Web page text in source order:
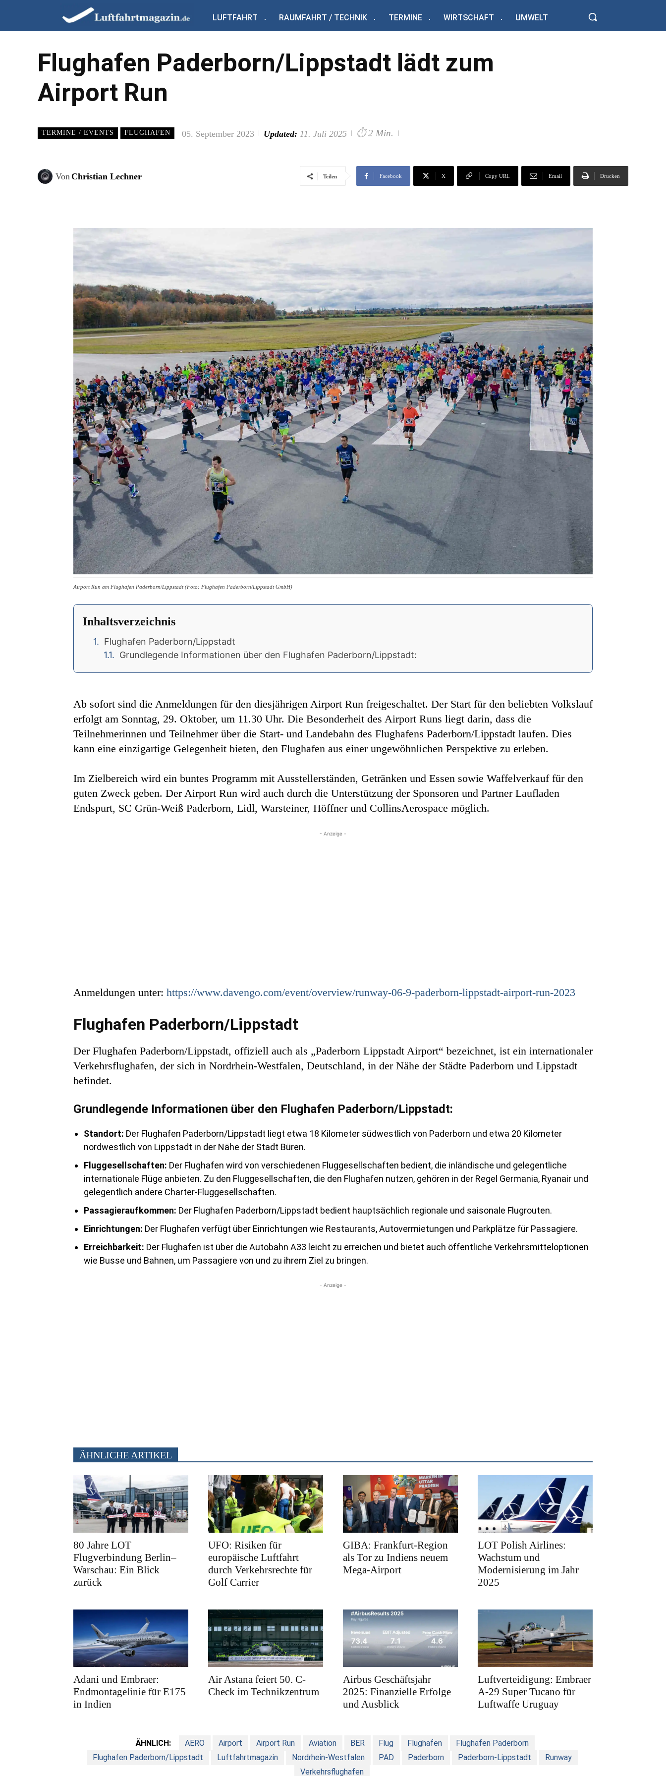
LUFTFAHRT RAUMFAHRT / TECHNIK TERMINE WIRTSCHAFT UMWELT
Flughafen Paderborn/Lippstadt lädt zum
Airport Run
TERMINE / EVENTS FLUGHAFEN 05. September 2023 Updated: 11. Juli 2025 ⏱ 2 Min.
VonChristian Lechner Teilen Facebook X Copy URL Email Drucken
Airport Run am Flughafen Paderborn/Lippstadt (Foto: Flughafen Paderborn/Lippstadt GmbH)
Inhaltsverzeichnis
Flughafen Paderborn/Lippstadt
Grundlegende Informationen über den Flughafen Paderborn/Lippstadt:
Ab sofort sind die Anmeldungen für den diesjährigen Airport Run freigeschaltet. Der Start für den beliebten Volkslauf
erfolgt am Sonntag, 29. Oktober, um 11.30 Uhr. Die Besonderheit des Airport Runs liegt darin, dass die
Teilnehmerinnen und Teilnehmer über die Start- und Landebahn des Flughafens Paderborn/Lippstadt laufen. Dies
kann eine einzigartige Gelegenheit bieten, den Flughafen aus einer ungewöhnlichen Perspektive zu erleben.
Im Zielbereich wird ein buntes Programm mit Ausstellerständen, Getränken und Essen sowie Waffelverkauf für den
guten Zweck geben. Der Airport Run wird auch durch die Unterstützung der Sponsoren und Partner Laufladen
Endspurt, SC Grün-Weiß Paderborn, Lidl, Warsteiner, Höffner und CollinsAerospace möglich.
- Anzeige -
Anmeldungen unter: https://www.davengo.com/event/overview/runway-06-9-paderborn-lippstadt-airport-run-2023
Flughafen Paderborn/Lippstadt
Der Flughafen Paderborn/Lippstadt, offiziell auch als „Paderborn Lippstadt Airport“ bezeichnet, ist ein internationaler
Verkehrsflughafen, der sich in Nordrhein-Westfalen, Deutschland, in der Nähe der Städte Paderborn und Lippstadt
befindet.
Grundlegende Informationen über den Flughafen Paderborn/Lippstadt:
Standort: Der Flughafen Paderborn/Lippstadt liegt etwa 18 Kilometer südwestlich von Paderborn und etwa 20 Kilometer
nordwestlich von Lippstadt in der Nähe der Stadt Büren.
Fluggesellschaften: Der Flughafen wird von verschiedenen Fluggesellschaften bedient, die inländische und gelegentliche
internationale Flüge anbieten. Zu den Fluggesellschaften, die den Flughafen nutzen, gehören in der Regel Germania, Ryanair und
gelegentlich andere Charter-Fluggesellschaften.
Passagieraufkommen: Der Flughafen Paderborn/Lippstadt bedient hauptsächlich regionale und saisonale Flugrouten.
Einrichtungen: Der Flughafen verfügt über Einrichtungen wie Restaurants, Autovermietungen und Parkplätze für Passagiere.
Erreichbarkeit: Der Flughafen ist über die Autobahn A33 leicht zu erreichen und bietet auch öffentliche Verkehrsmitteloptionen
wie Busse und Bahnen, um Passagiere von und zu ihrem Ziel zu bringen.
- Anzeige -
ÄHNLICHE ARTIKEL
80 Jahre LOT
Flugverbindung Berlin–
Warschau: Ein Blick
zurück
UFO: Risiken für
europäische Luftfahrt
durch Verkehrsrechte für
Golf Carrier
GIBA: Frankfurt-Region
als Tor zu Indiens neuem
Mega-Airport
LOT Polish Airlines:
Wachstum und
Modernisierung im Jahr
2025
Adani und Embraer:
Endmontagelinie für E175
in Indien
Air Astana feiert 50. C-
Check im Technikzentrum
Airbus Geschäftsjahr
2025: Finanzielle Erfolge
und Ausblick
Luftverteidigung: Embraer
A-29 Super Tucano für
Luftwaffe Uruguay
ÄHNLICH: AERO Airport Airport Run Aviation BER Flug Flughafen
Flughafen Paderborn
Flughafen Paderborn/Lippstadt
Luftfahrtmagazin Nordrhein-Westfalen PAD Paderborn Paderborn-Lippstadt
Runway
Verkehrsflughafen